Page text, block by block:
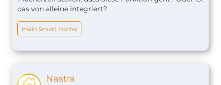
das von alleine integriert?
mein Smart Home
Nastra